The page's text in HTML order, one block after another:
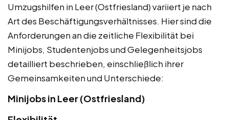
Umzugshilfen in Leer (Ostfriesland) variiert je nach
Art des Beschäftigungsverhältnisses. Hier sind die
Anforderungen an die zeitliche Flexibilität bei
Minijobs, Studentenjobs und Gelegenheitsjobs
detailliert beschrieben, einschließlich ihrer
Gemeinsamkeiten und Unterschiede:
Minijobs in Leer (Ostfriesland)